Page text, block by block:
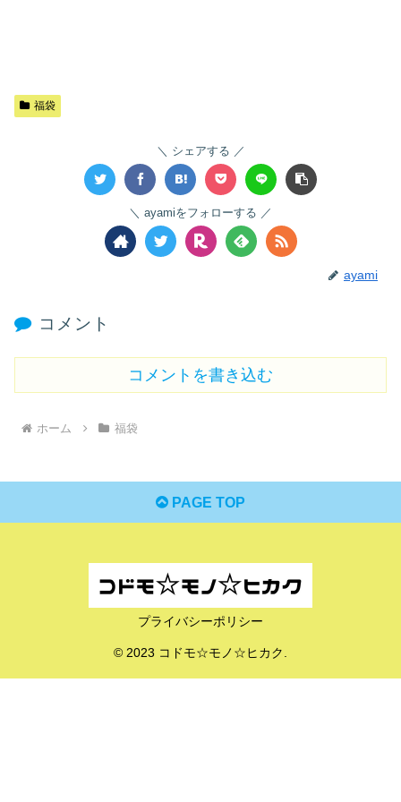
福袋
シェアする
ayamiをフォローする
ayami
コメント
コメントを書き込む
ホーム 福袋
PAGE TOP
プライバシーポリシー
© 2023 コドモ☆モノ☆ヒカク.